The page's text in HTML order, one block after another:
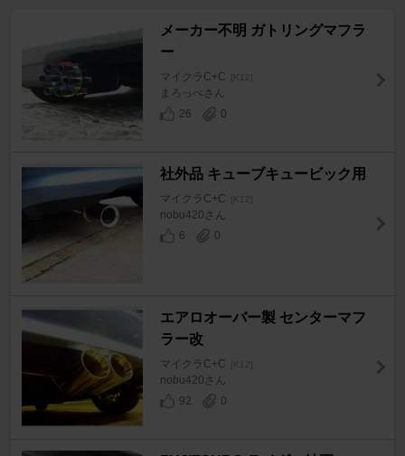
メーカー不明 ガトリングマフラ
ー
マイクラC+C [K12]
まろっぺさん
26
0
社外品 キューブキュービック用
マイクラC+C [K12]
nobu420さん
6
0
エアロオーバー製 センターマフ
ラー改
マイクラC+C [K12]
nobu420さん
92
0